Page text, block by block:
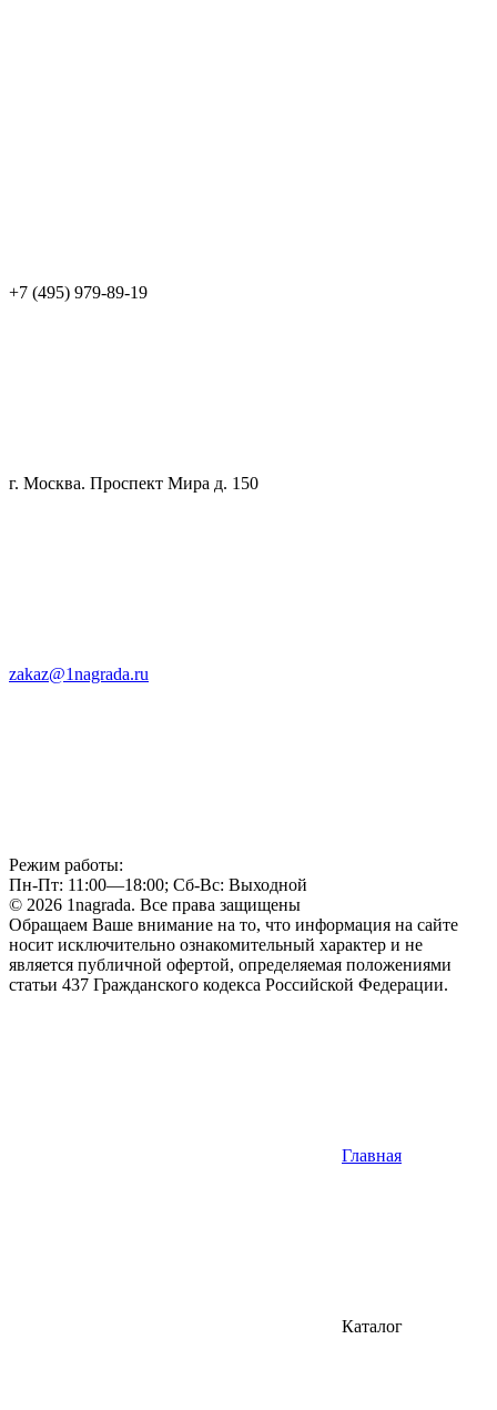
+7 (495) 979-89-19
г. Москва. Проспект Мира д. 150
zakaz@1nagrada.ru
Режим работы:
Пн-Пт: 11:00—18:00; Сб-Вс: Выходной
© 2026 1nagrada. Все права защищены
Обращаем Ваше внимание на то, что информация на сайте
носит исключительно ознакомительный характер и не
является публичной офертой, определяемая положениями
статьи 437 Гражданского кодекса Российской Федерации.
Главная
Каталог